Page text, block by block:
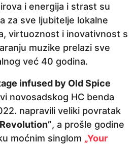
i energija i strast su
za sve ljubitelje lokalne
virtuoznost i inovativnost s
muzike prelazi sve
već 40 godina.
infused by Old Spice
novosadskog HC benda
napravili veliki povratak
Revolution”, a prošle godine
moćnim singlom „Your